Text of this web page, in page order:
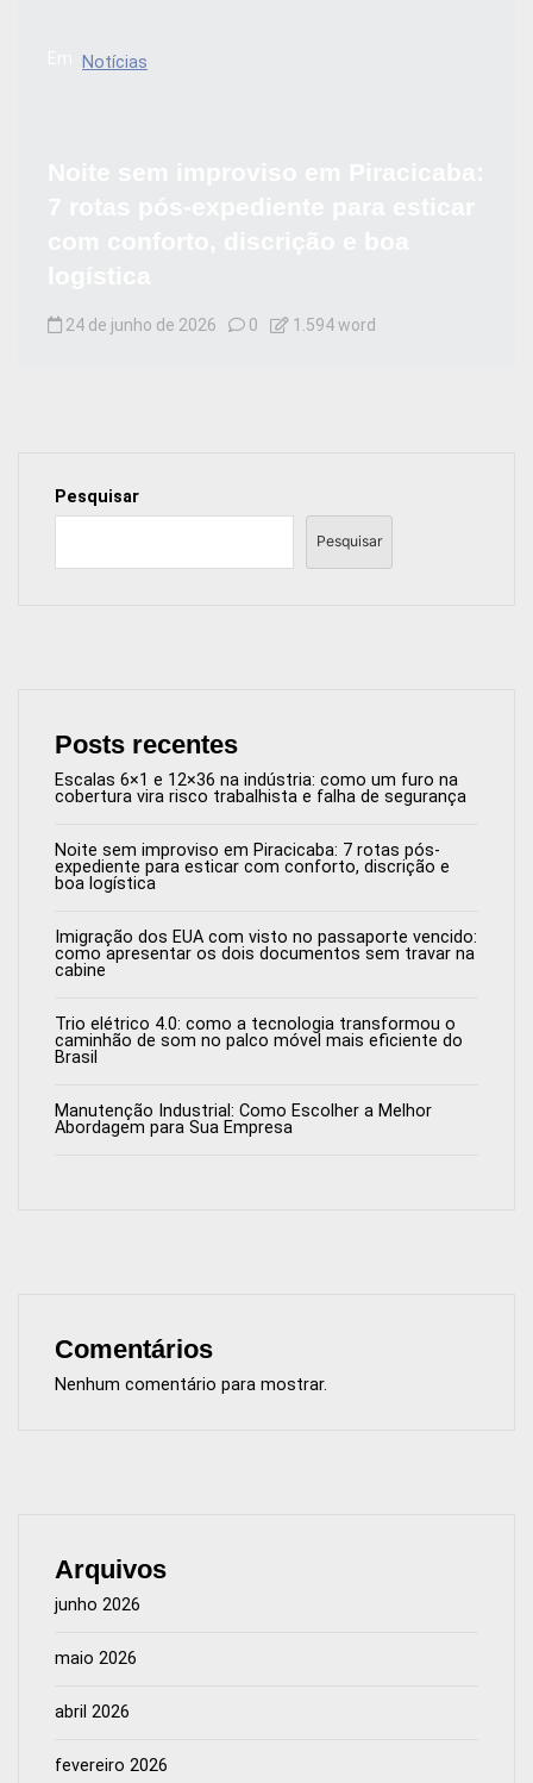
Notícias
24 de junho de 2026 0 1.594 word
Pesquisar
Pesquisar
Posts recentes
Escalas 6×1 e 12×36 na indústria: como um furo na
cobertura vira risco trabalhista e falha de segurança
Noite sem improviso em Piracicaba: 7 rotas pós-
expediente para esticar com conforto, discrição e
boa logística
Imigração dos EUA com visto no passaporte vencido:
como apresentar os dois documentos sem travar na
cabine
Trio elétrico 4.0: como a tecnologia transformou o
caminhão de som no palco móvel mais eficiente do
Brasil
Manutenção Industrial: Como Escolher a Melhor
Abordagem para Sua Empresa
Comentários
Nenhum comentário para mostrar.
Arquivos
junho 2026
maio 2026
abril 2026
fevereiro 2026